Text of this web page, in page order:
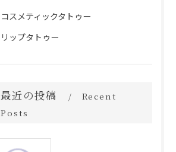
コスメティックタトゥー
リップタトゥー
最近の投稿
Recent
Posts